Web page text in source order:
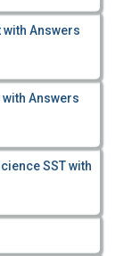
with Answers
Answers
SST with